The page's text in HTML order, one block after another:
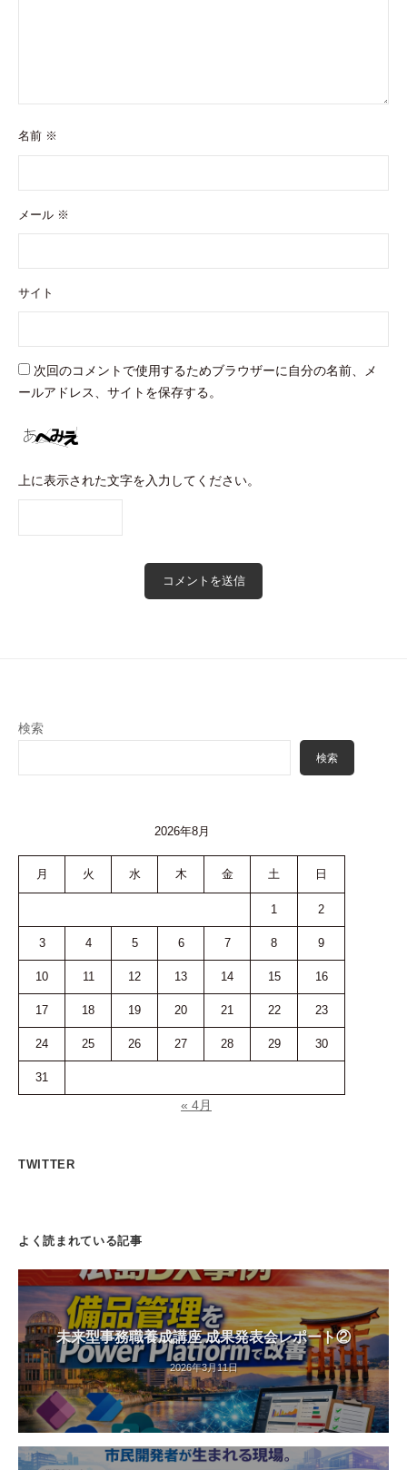
名前 ※
メール ※
サイト
次回のコメントで使用するためブラウザーに自分の名前、メ
ールアドレス、サイトを保存する。
上に表示された文字を入力してください。
検索
検索
2026年8月
月 火 水 木 金 土 日
1 2
3 4 5 6 7 8 9
10 11 12 13 14 15 16
17 18 19 20 21 22 23
24 25 26 27 28 29 30
31
« 4月
TWITTER
よく読まれている記事
未来型事務職養成講座 成果発表会レポート②
2026年3月11日